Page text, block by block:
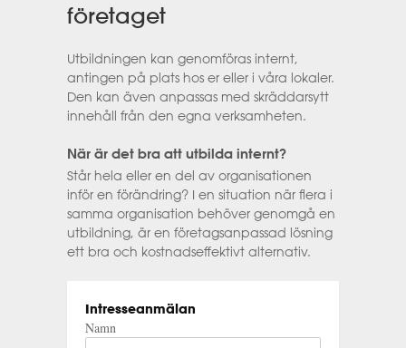
företaget
Utbildningen kan genomföras internt,
antingen på plats hos er eller i våra lokaler.
Den kan även anpassas med skräddarsytt
innehåll från den egna verksamheten.
När är det bra att utbilda internt?
Står hela eller en del av organisationen
inför en förändring? I en situation när flera i
samma organisation behöver genomgå en
utbildning, är en företagsanpassad lösning
ett bra och kostnadseffektivt alternativ.
Intresseanmälan
Namn